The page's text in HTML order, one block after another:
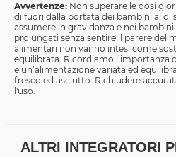
Avvertenze: Non superare le dosi
di fuori dalla portata dei bambini al di
assumere in gravidanza e nei
prolungati senza sentire il parere del
alimentari non vanno intesi come
equilibrata. Ricordiamo l’importanza
e un’alimentazione variata ed
fresco ed asciutto. Richiudere
l'uso.
ALTRI INTEGRATORI